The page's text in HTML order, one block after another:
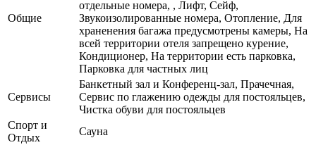
Общие
отдельные номера, , Лифт, Сейф,
Звукоизолированные номера, Отопление, Для
храненения багажа предусмотрены камеры, На
всей территории отеля запрещено курение,
Кондиционер, На территории есть парковка,
Парковка для частных лиц
Сервисы
Банкетный зал и Конференц-зал, Прачечная,
Сервис по глажению одежды для постояльцев,
Чистка обуви для постояльцев
Спорт и
Отдых
Сауна